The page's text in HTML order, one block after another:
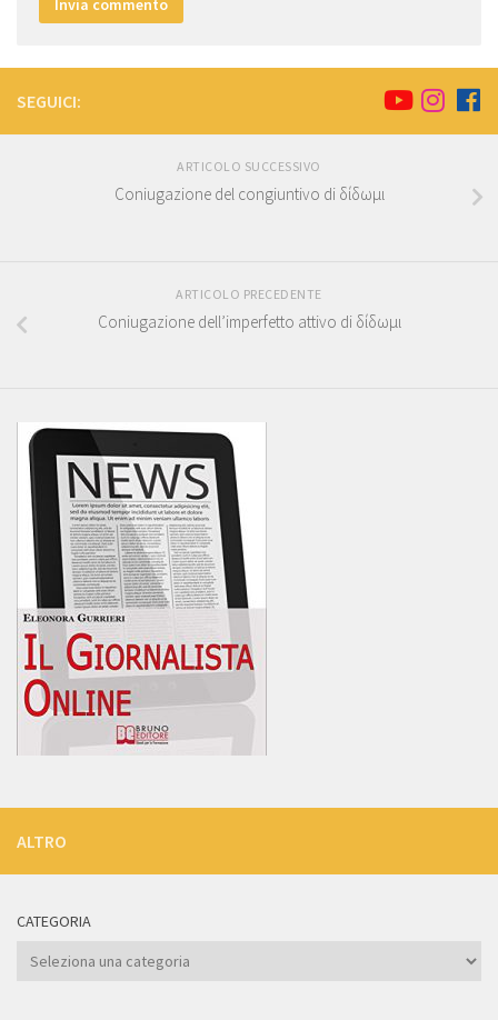
SEGUICI:
ARTICOLO SUCCESSIVO
Coniugazione del congiuntivo di δίδωμι
ARTICOLO PRECEDENTE
Coniugazione dell’imperfetto attivo di δίδωμι
ALTRO
CATEGORIA
Categoria